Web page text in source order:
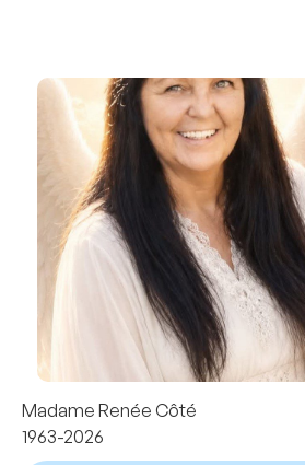
Madame Renée Côté
1963-2026